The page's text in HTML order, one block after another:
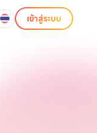
เข้าสู่ระบบ